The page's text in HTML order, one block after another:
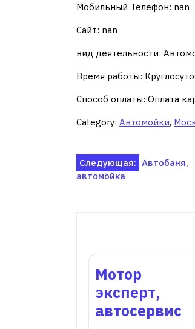
Мобильный Телефон: nan
Сайт: nan
вид деятельности:
Время работы:
Способ оплаты: Оплата
Category: Автомойки,
Навигация
Следующая: Автобаня,
автомойка
Мотор
эксперт,
автосервис